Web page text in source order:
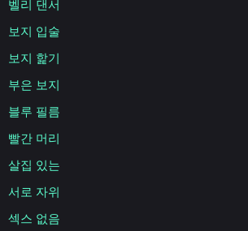
벨리 댄서
보지 입술
보지 핥기
부은 보지
블루 필름
빨간 머리
살집 있는
서로 자위
섹스 없음